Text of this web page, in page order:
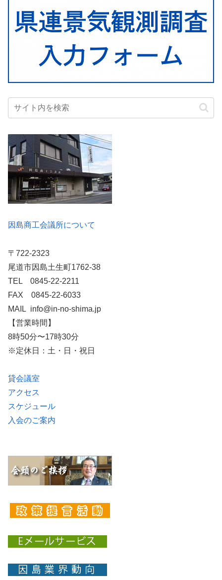
因島商工会議所について
〒722-2323
尾道市因島土生町1762-38
TEL 0845-22-2211
FAX 0845-22-6033
MAIL info@in-no-shima.jp
【営業時間】
8時50分〜17時30分
※定休日：土・日・祝日
貸会議室
アクセス
スケジュール
入会のご案内